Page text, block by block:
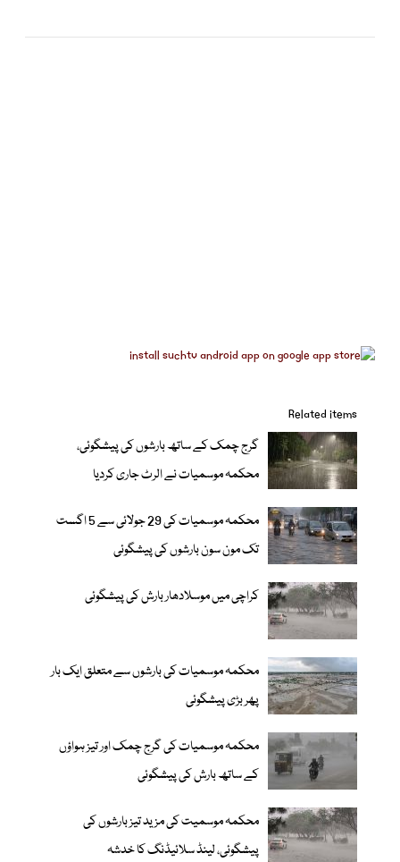
Related items
گرج چمک کے ساتھ بارشوں کی پیشگوئی،
محکمہ موسمیات نے الرٹ جاری کردیا
محکمہ موسمیات کی 29 جولائی سے 5 اگست
تک مون سون بارشوں کی پیشگوئی
کراچی میں موسلادھار بارش کی پیشگوئی
محکمہ موسمیات کی بارشوں سے متعلق ایک بار
پھر بڑی پیشگوئی
محکمہ موسمیات کی گرج چمک اور تیز ہواؤں
کے ساتھ بارش کی پیشگوئی
محکمہ موسمیت کی مزید تیز بارشوں کی
پیشگوئی، لینڈ سلائیڈنگ کا خدشہ